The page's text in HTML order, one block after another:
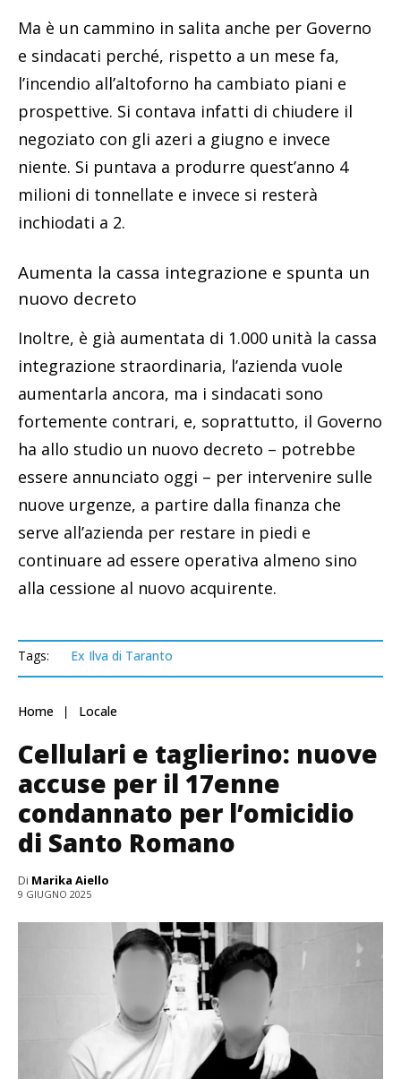
Ma è un cammino in salita anche per Governo
e sindacati perché, rispetto a un mese fa,
l’incendio all’altoforno ha cambiato piani e
prospettive. Si contava infatti di chiudere il
negoziato con gli azeri a giugno e invece
niente. Si puntava a produrre quest’anno 4
milioni di tonnellate e invece si resterà
inchiodati a 2.
Aumenta la cassa integrazione e spunta un
nuovo decreto
Inoltre, è già aumentata di 1.000 unità la cassa
integrazione straordinaria, l’azienda vuole
aumentarla ancora, ma i sindacati sono
fortemente contrari, e, soprattutto, il Governo
ha allo studio un nuovo decreto – potrebbe
essere annunciato oggi – per intervenire sulle
nuove urgenze, a partire dalla finanza che
serve all’azienda per restare in piedi e
continuare ad essere operativa almeno sino
alla cessione al nuovo acquirente.
Tags: Ex Ilva di Taranto
Home Locale
Cellulari e taglierino: nuove
accuse per il 17enne
condannato per l’omicidio
di Santo Romano
Di Marika Aiello
9 GIUGNO 2025